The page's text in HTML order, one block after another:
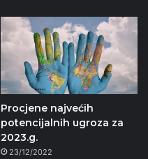
Procjene najvećih
potencijalnih ugroza za
2023.g.
23/12/2022